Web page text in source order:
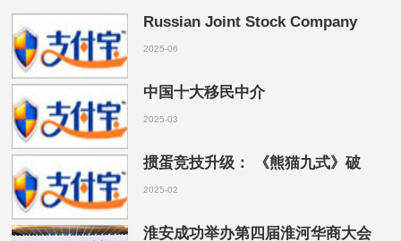
Russian Joint Stock Company
2025-06
中国十大移民中介
2025-03
掼蛋竞技升级： 《熊猫九式》破
2025-02
淮安成功举办第四届淮河华商大会